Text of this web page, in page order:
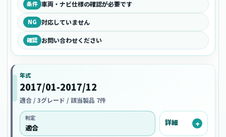
条件 車両・ナビ仕様の確認が必要です
NG 対応していません
確認 お問い合わせください
年式
2017/01-2017/12
適合 / 3グレード / 該当製品 7件
判定
適合
詳細